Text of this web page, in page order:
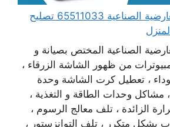
مهندس كمبيوتر العارضية الصناعية 65511033 تصليح
الصناعية المختص بصيانة و
من ظهور الشاشة الزرقاء ،
، تعطيل كرت الشاشة وحدة
مشاكل وحدات الطاقة و التغذية ،
الزائدة ، تلف معالج الرسوم ،
بشكل متكرر ، تلف التوانزستور ،